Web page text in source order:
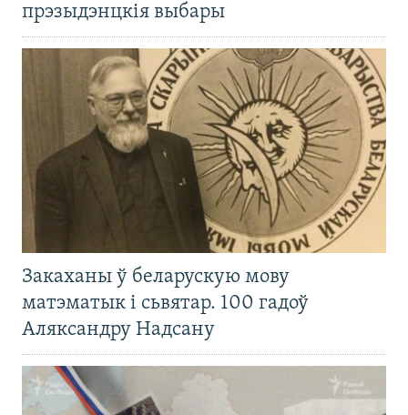
прэзыдэнцкія выбары
Закаханы ў беларускую мову
матэматык і сьвятар. 100 гадоў
Аляксандру Надсану